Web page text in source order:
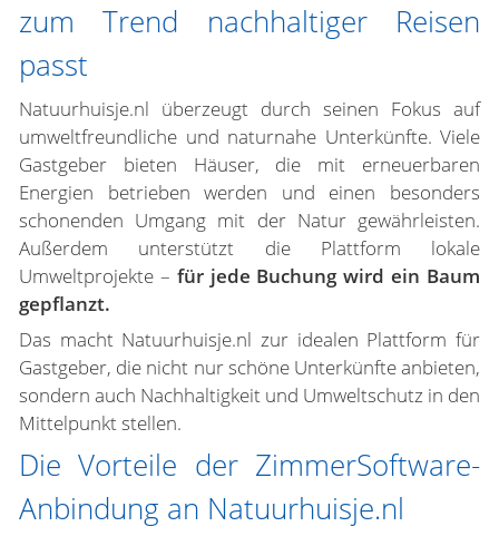
zum Trend nachhaltiger Reisen
passt
Natuurhuisje.nl überzeugt durch seinen Fokus auf
umweltfreundliche und naturnahe Unterkünfte. Viele
Gastgeber bieten Häuser, die mit erneuerbaren
Energien betrieben werden und einen besonders
schonenden Umgang mit der Natur gewährleisten.
Außerdem unterstützt die Plattform lokale
Umweltprojekte – für jede Buchung wird ein Baum
gepflanzt.
Das macht Natuurhuisje.nl zur idealen Plattform für
Gastgeber, die nicht nur schöne Unterkünfte anbieten,
sondern auch Nachhaltigkeit und Umweltschutz in den
Mittelpunkt stellen.
Die Vorteile der ZimmerSoftware-
Anbindung an Natuurhuisje.nl